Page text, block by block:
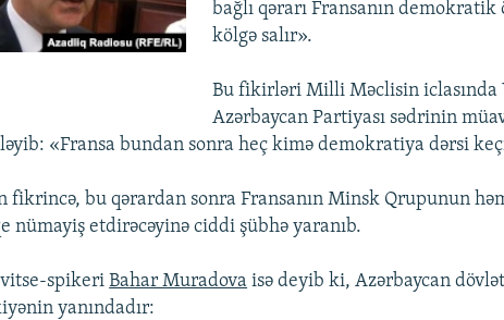
bağlı qərarı Fransanın
kölgə salır».
Bu fikirləri Milli Məclisin iclasında
Azərbaycan Partiyası sədrinin
«Fransa bundan sonra heç kimə demokratiya dərsi
fikrincə, bu qərardan sonra Fransanın Minsk Qrupunun
nümayiş etdirəcəyinə ciddi şübhə yaranıb.
spikeriBahar Muradova isə deyib ki, Azərbaycan
yanındadır: